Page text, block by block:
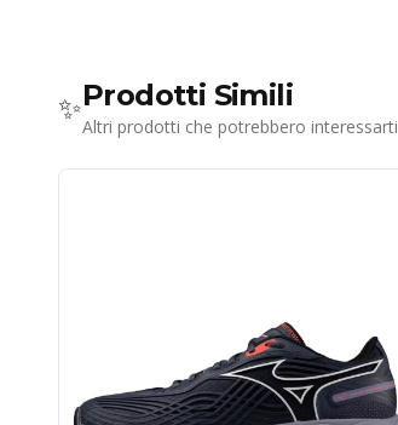
✨Prodotti Simili
Altri prodotti che potrebbero interessarti